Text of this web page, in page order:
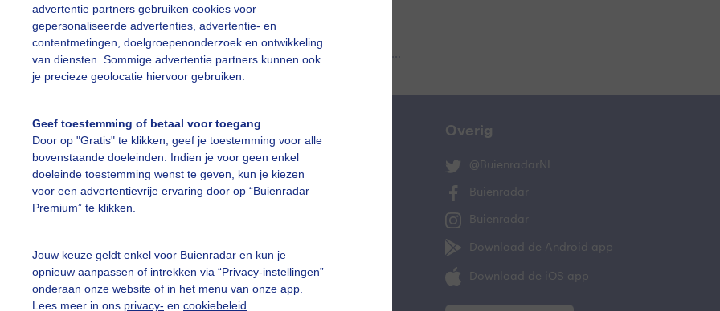
advertentie partners gebruiken cookies voor
gepersonaliseerde advertenties, advertentie- en
contentmetingen, doelgroepenonderzoek en ontwikkeling
van diensten. Sommige advertentie partners kunnen ook
je precieze geolocatie hiervoor gebruiken.
Geef toestemming of betaal voor toegang
Door op "Gratis" te klikken, geef je toestemming voor alle
bovenstaande doeleinden. Indien je voor geen enkel
doeleinde toestemming wenst te geven, kun je kiezen
voor een advertentievrije ervaring door op “Buienradar
Premium” te klikken.
Jouw keuze geldt enkel voor Buienradar en kun je
opnieuw aanpassen of intrekken via “Privacy-instellingen”
onderaan onze website of in het menu van onze app.
Lees meer in ons privacy- en cookiebeleid
Een moment geduld aub...
vragen
Mijn weer
De Bilt
Overig
@BuienradarNL
Buienradar
Buienradar
Download de Android app
Download de iOS app